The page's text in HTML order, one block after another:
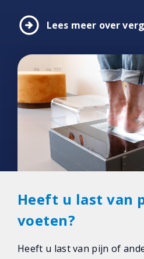
arrow_circle_right Lees meer over
Heeft u last van
voeten?
Heeft u last van pijn of